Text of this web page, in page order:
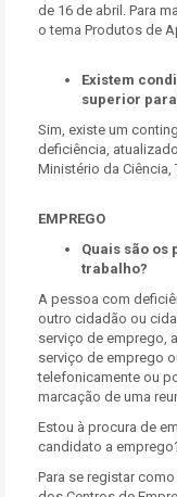
de 16 de abril. Para
o tema Produtos de
Existem
superior
Sim, existe um
deficiência,
Ministério da Ciência,
EMPREGO
Quais são os
trabalho?
A pessoa com
outro cidadão ou
serviço de emprego,
serviço de emprego
telefonicamente ou
marcação de uma
Estou à procura de
candidato a
Para se registar